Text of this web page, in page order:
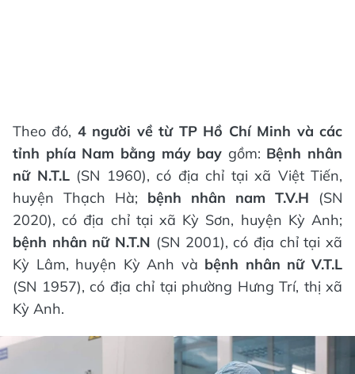
Theo đó, 4 người về từ TP Hồ Chí Minh và các
tỉnh phía Nam bằng máy bay gồm: Bệnh nhân
nữ N.T.L(SN 1960), có địa chỉ tại xã Việt Tiến,
huyện Thạch Hà; bệnh nhân nam T.V.H (SN
2020), có địa chỉ tại xã Kỳ Sơn, huyện Kỳ Anh;
bệnh nhân nữ N.T.N (SN 2001), có địa chỉ tại xã
Kỳ Lâm, huyện Kỳ Anh và bệnh nhân nữ V.T.L
(SN 1957), có địa chỉ tại phường Hưng Trí, thị xã
Kỳ Anh.